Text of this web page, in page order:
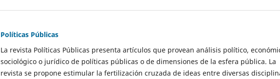
Políticas Públicas
La revista Políticas Públicas presenta artículos que provean análisis político,
sociológico o jurídico de políticas públicas o de dimensiones de la esfera pública. La
revista se propone estimular la fertilización cruzada de ideas entre diversas